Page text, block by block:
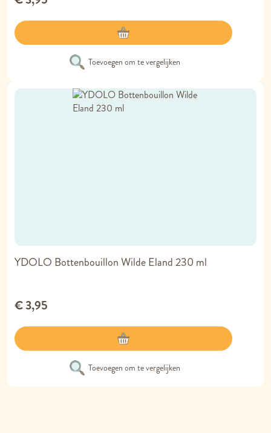
Toevoegen om te vergelijken
YDOLO Bottenbouillon Wilde Eland 230 ml
€ 3,95
Toevoegen om te vergelijken